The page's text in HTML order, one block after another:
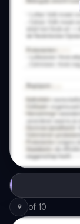
9 of 10